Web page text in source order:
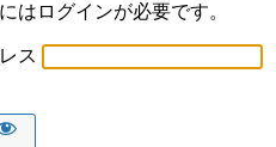
はログインが必要です。
ス